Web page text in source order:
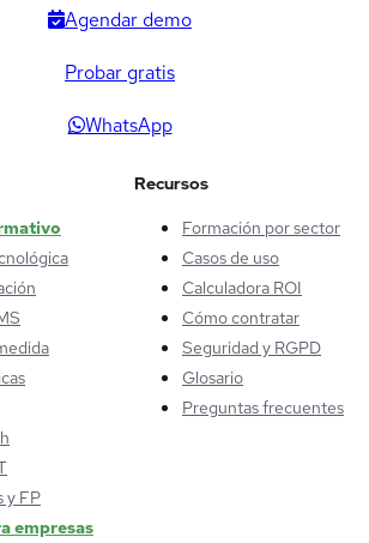
Agendar demo
Probar gratis
WhatsApp
y FP
empresas
Recursos
Formación por sector
Casos de uso
Calculadora ROI
Cómo contratar
Seguridad y RGPD
Glosario
Preguntas frecuentes